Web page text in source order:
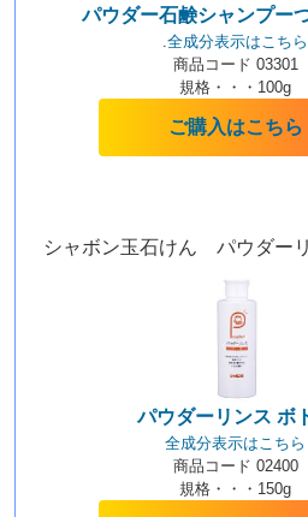
パウダー石鹸シャンプー
.全成分表示はこちら
商品コード 03301
規格・・・100g
ご購入はこちら
シャボン玉石けん パウダー
パウダーリンス ボ
全成分表示はこちら
商品コード 02400
規格・・・150g